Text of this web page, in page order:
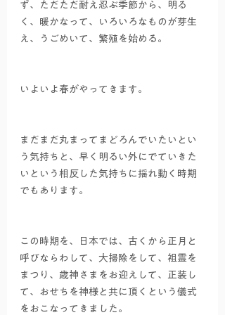
ず、ただただ耐え忍ぶ季節から、明る
く、暖かなって、いろいろなものが芽生
え、うごめいて、繁殖を始める。
いよいよ春がやってきます。
まだまだ丸まってまどろんでいたいとい
う気持ちと、早く明るい外にでていきた
いという相反した気持ちに揺れ動く時期
でもあります。
この時期を、日本では、古くから正月と
呼びならわして、大掃除をして、祖霊を
まつり、歳神さまをお迎えして、正装し
て、おせちを神様と共に頂くという儀式
をおこなってきました。